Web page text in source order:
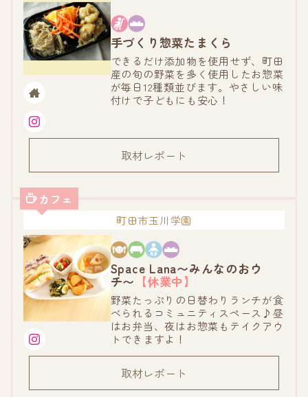
手づくり惣菜たまくら
できるだけ添加物を使用せず、町田
産の旬の野菜を多く使用したお惣菜
が毎日12種類並びます。やさしい味
付けで子どもにも安心！
取材レポート
カフェ
町田市玉川学園
Space Lana〜みんなのおウ
チ〜 【休業中】
野菜たっぷりの日替わりランチが食
べられるコミュニティスペース♪昼
はお弁当、夜はお惣菜もテイクアウ
トできますよ！
取材レポート